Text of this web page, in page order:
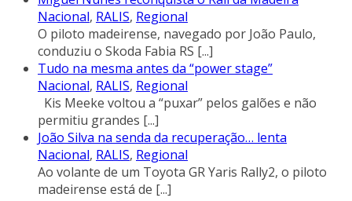
Nacional, RALIS, Regional
O piloto madeirense, navegado por João Paulo,
conduziu o Skoda Fabia RS [...]
Tudo na mesma antes da “power stage”
Nacional, RALIS, Regional
Kis Meeke voltou a “puxar” pelos galões e não
permitiu grandes [...]
João Silva na senda da recuperação… lenta
Nacional, RALIS, Regional
Ao volante de um Toyota GR Yaris Rally2, o piloto
madeirense está de [...]